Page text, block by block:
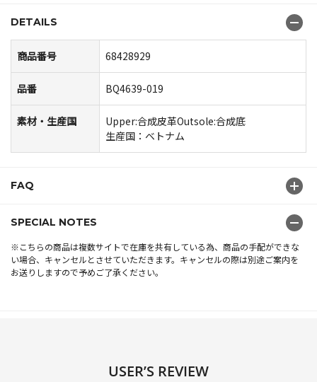
DETAILS
商品番号 68428929
品番 BQ4639-019
素材・生産国
Upper:合成皮革Outsole:合成底
生産国：ベトナム
FAQ
SPECIAL NOTES
※こちらの商品は複数サイトで在庫を共有している為、商品の手配ができな
い場合、キャンセルとさせていただきます。キャンセルの際は別途ご案内を
お送りしますので予めご了承ください。
USER’S REVIEW